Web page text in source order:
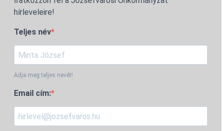
hírleveleire!
Teljes név
Adja meg teljes nevét!
Email cím: